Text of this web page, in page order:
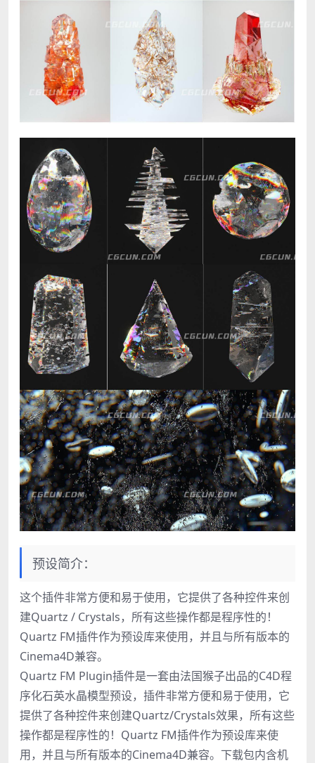
预设简介：
这个插件非常方便和易于使用，它提供了各种控件来创
建Quartz / Crystals，所有这些操作都是程序性的！
Quartz FM插件作为预设库来使用，并且与所有版本的
Cinema4D兼容。
Quartz FM Plugin插件是一套由法国猴子出品的C4D程
序化石英水晶模型预设，插件非常方便和易于使用，它
提供了各种控件来创建Quartz/Crystals效果，所有这些
操作都是程序性的！Quartz FM插件作为预设库来使
用，并且与所有版本的Cinema4D兼容。下载包内含机